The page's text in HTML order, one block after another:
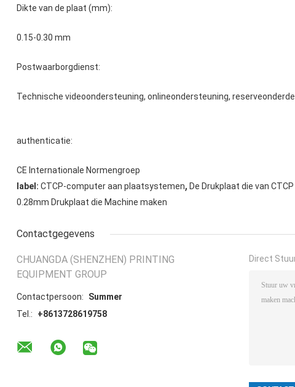
Dikte van de plaat (mm):
0.15-0.30 mm
Postwaarborgdienst:
Technische videoondersteuning, onlineondersteuning,
authenticatie:
CE Internationale Normengroep
label: CTCP-computer aan plaatsystemen, De Drukplaat die van
0.28mm Drukplaat die Machine maken
Contactgegevens
CHUANGDA (SHENZHEN) PRINTING
EQUIPMENT GROUP
Contactpersoon:
Summer
Tel.:
+8613728619758
Direct